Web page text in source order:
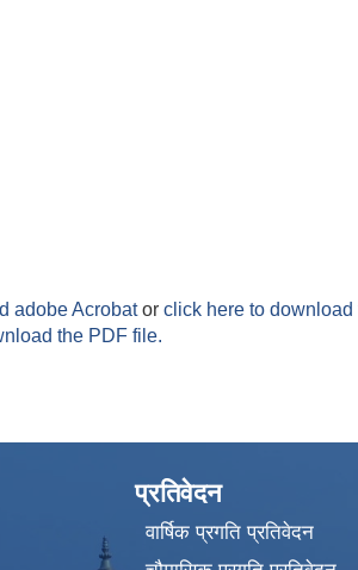
adobe Acrobator click here to download
the PDF file.
प्रतिवेदन
वार्षिक प्रगति प्रतिवेदन